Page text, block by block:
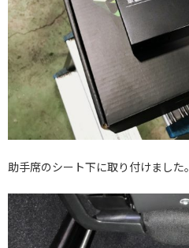
助手席のシート下に取り付けました。